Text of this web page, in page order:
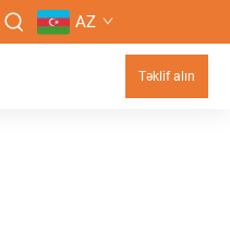
AZ
Təklif alın